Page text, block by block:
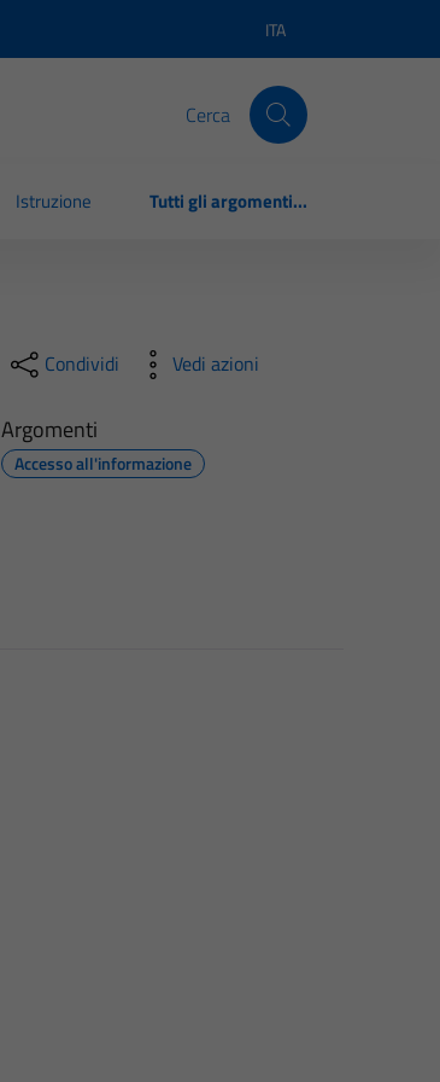
Lingua attiva:
ITA
Cerca
Istruzione Tutti gli argomenti...
Condividi Vedi azioni
Argomenti
Accesso all'informazione